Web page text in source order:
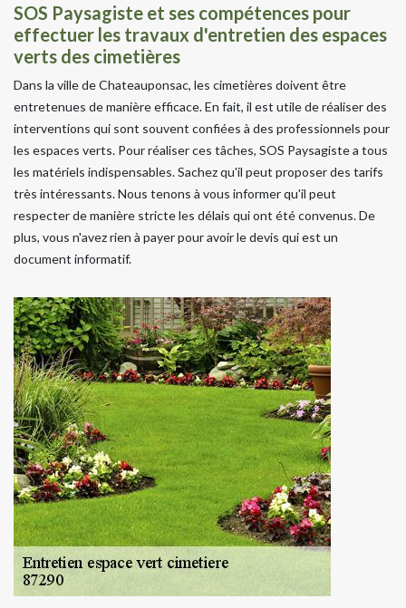
SOS Paysagiste et ses compétences pour
effectuer les travaux d'entretien des espaces
verts des cimetières
Dans la ville de Chateauponsac, les cimetières doivent être
entretenues de manière efficace. En fait, il est utile de réaliser des
interventions qui sont souvent confiées à des professionnels pour
les espaces verts. Pour réaliser ces tâches, SOS Paysagiste a tous
les matériels indispensables. Sachez qu'il peut proposer des tarifs
très intéressants. Nous tenons à vous informer qu'il peut
respecter de manière stricte les délais qui ont été convenus. De
plus, vous n'avez rien à payer pour avoir le devis qui est un
document informatif.